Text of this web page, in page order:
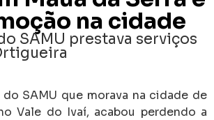
na cidade
SAMU prestava serviços
SAMU que morava na cidade de
Vale do Ivaí, acabou perdendo a